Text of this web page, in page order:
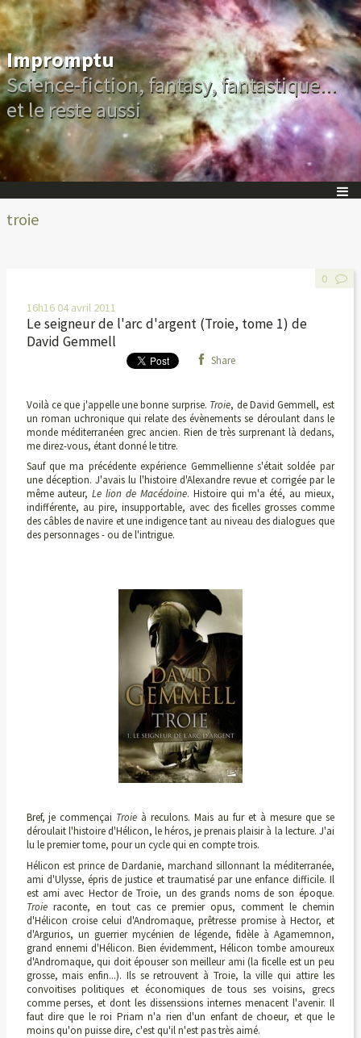
Impromptu
Science-fiction, fantasy, fantastique...
et le reste aussi
troie
16h16 04 avril 2011
Le seigneur de l'arc d'argent (Troie, tome 1) de
David Gemmell
Share
Voilà ce que j'appelle une bonne surprise. Troie, de David Gemmell, est
un roman uchronique qui relate des évènements se déroulant dans le
monde méditerranéen grec ancien. Rien de très surprenant là dedans,
me direz-vous, étant donné le titre.
Sauf que ma précédente expérience Gemmellienne s'était soldée par
une déception. J'avais lu l'histoire d'Alexandre revue et corrigée par le
même auteur,Le lion de Macédoine. Histoire qui m'a été, au mieux,
indifférente, au pire, insupportable, avec des ficelles grosses comme
des câbles de navire et une indigence tant au niveau des dialogues que
des personnages - ou de l'intrigue.
Bref, je commençai Troie à reculons. Mais au fur et à mesure que se
déroulait l'histoire d'Hélicon, le héros, je prenais plaisir à la lecture. J'ai
lu le premier tome, pour un cycle qui en compte trois.
Hélicon est prince de Dardanie, marchand sillonnant la méditerranée,
ami d'Ulysse, épris de justice et traumatisé par une enfance difficile. Il
est ami avec Hector de Troie, un des grands noms de son époque.
Troieraconte, en tout cas ce premier opus, comment le chemin
d'Hélicon croise celui d'Andromaque, prêtresse promise à Hector, et
d'Argurios, un guerrier mycénien de légende, fidèle à Agamemnon,
grand ennemi d'Hélicon. Bien évidemment, Hélicon tombe amoureux
d'Andromaque, qui doit épouser son meilleur ami (la ficelle est un peu
grosse, mais enfin...). Ils se retrouvent à Troie, la ville qui attire les
convoitises politiques et économiques de tous ses voisins, grecs
comme perses, et dont les dissenssions internes menacent l'avenir. Il
faut dire que le roi Priam n'a rien d'un enfant de choeur, et que le
moins qu'on puisse dire, c'est qu'il n'est pas très aimé.
0